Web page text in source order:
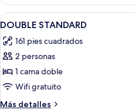
Abrir
todas
las
fotos
de
DOUBLE
STANDARD
5
DOUBLE STANDARD
161 pies cuadrados
2 personas
1 cama doble
Wifi gratuito
Más detalles
Más